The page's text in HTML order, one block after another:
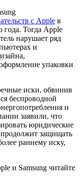
с Apple в
Тогда Apple
нарушает ряд
и
упаковки
иски, обвинив
беспроводной
и
заявили, что
юридические
защищать
раннему иску,
и Samsung читайте